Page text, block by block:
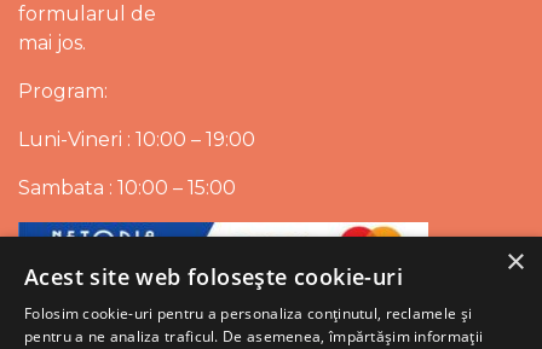
formularul de
mai jos.
Program:
Luni-Vineri : 10:00 – 19:00
Sambata : 10:00 – 15:00
×
Acest site web folosește cookie-uri
Folosim cookie-uri pentru a personaliza conținutul, reclamele și
pentru a ne analiza traficul. De asemenea, împărtășim informații